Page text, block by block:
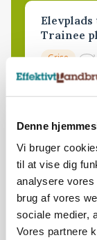
Denne
Vi bruger
til at vise dig
analysere
brug af vores
sociale medier,
Vores partnere
Trainee
Grise
dræn/
Anlæg
4690,